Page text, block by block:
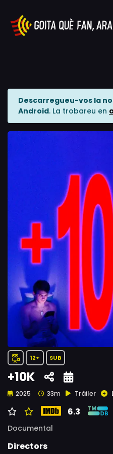
Descarregueu-vos la
Android. La trobareu en
12+ SUB
+10K
2025 33m Tràiler
6.3
Documental
Directors